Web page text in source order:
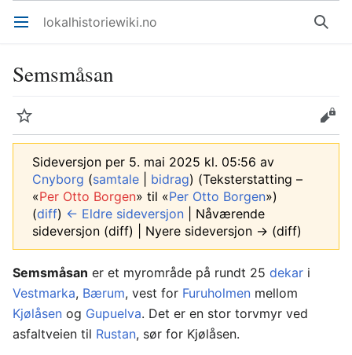
Åpne hovedmenyen lokalhistoriewiki.no Søk
Semsmåsan
Overvåk Rediger
Sideversjon per 5. mai 2025 kl. 05:56 av
Cnyborg (samtale bidrag) (Teksterstatting –
«Per Otto Borgen» til «Per Otto Borgen»)
(diff) ← Eldre sideversjon | Nåværende
sideversjon (diff) | Nyere sideversjon → (diff)
Semsmåsan er et myrområde på rundt 25 dekar i
Vestmarka, Bærum, vest for Furuholmen mellom
Kjølåsen og Gupuelva. Det er en stor torvmyr ved
asfaltveien til Rustan, sør for Kjølåsen.